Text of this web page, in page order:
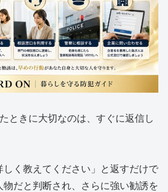
ときに大切なのは、すぐに返信し
しく教えてください」と返すだけで
物だと判断され、さらに強い勧誘を